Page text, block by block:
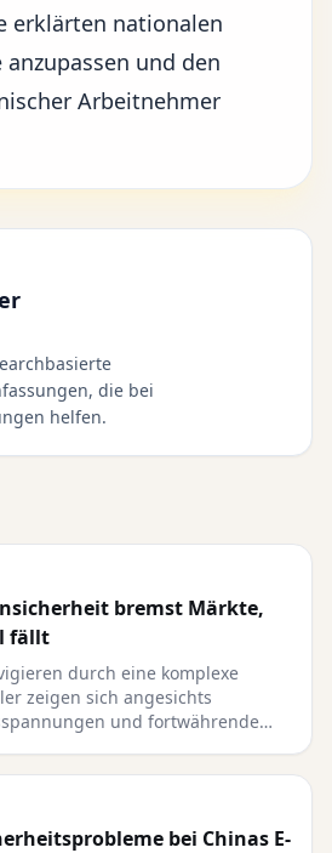
erklärten nationalen
und den
Arbeitnehmer
die bei
helfen.
bremst Märkte,
fällt
durch eine komplexe
zeigen sich angesichts
und fortwährende…
bei Chinas E-